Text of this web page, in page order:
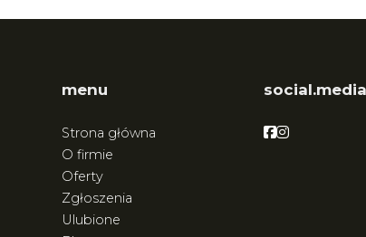
menu
Strona główna
O firmie
Oferty
Zgłoszenia
Ulubione
social.media
Facebook
Facebook